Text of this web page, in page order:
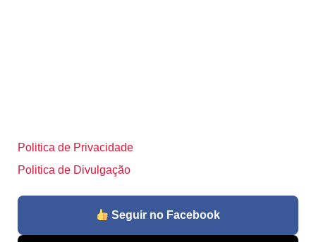
Politica de Privacidade
Politica de Divulgação
Seguir no Facebook